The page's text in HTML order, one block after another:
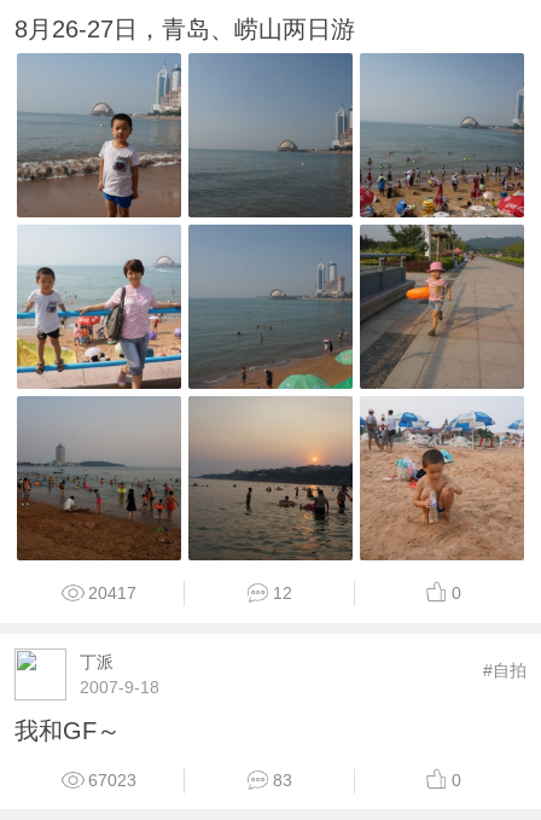
8月26-27日，青岛、崂山两日游
20417 12 0
丁派
2007-9-18
#自拍
我和GF～
67023 83 0